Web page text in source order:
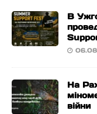
В
На
війни